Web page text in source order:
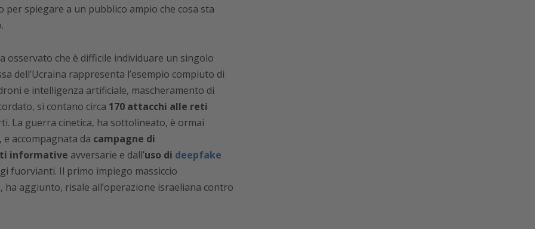
spiegare a un pubblico ampio che cosa sta
osservato che è difficile individuare un singolo
dell’Ucraina rappresenta l’esempio compiuto di
e intelligenza artificiale, mascheramento di
si contano circa 170 attacchi alle reti
La guerra cinetica, ha sottolineato, è ormai
accompagnata da campagne di
informative avversarie e dall’uso di deepfake
fuorvianti. Il primo impiego massiccio
aggiunto, risale all’operazione israeliana contro